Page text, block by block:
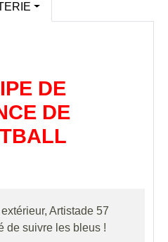
DE
DE
Artistade 57
de suivre les bleus !